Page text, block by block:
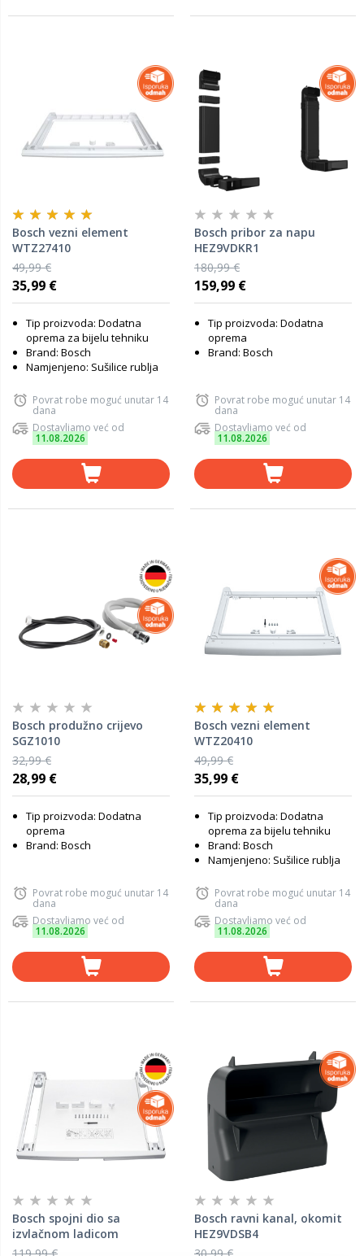
Bosch vezni element
WTZ27410
49,99 €
35,99 €
Tip proizvoda: Dodatna
oprema za bijelu tehniku
Brand: Bosch
Namjenjeno: Sušilice rublja
Povrat robe moguć unutar 14
dana
Dostavljamo već od
11.08.2026
Bosch pribor za napu
HEZ9VDKR1
180,99 €
159,99 €
Tip proizvoda: Dodatna
oprema
Brand: Bosch
Povrat robe moguć unutar 14
dana
Dostavljamo već od
11.08.2026
Bosch produžno crijevo
SGZ1010
32,99 €
28,99 €
Tip proizvoda: Dodatna
oprema
Brand: Bosch
Povrat robe moguć unutar 14
dana
Dostavljamo već od
11.08.2026
Bosch vezni element
WTZ20410
49,99 €
35,99 €
Tip proizvoda: Dodatna
oprema za bijelu tehniku
Brand: Bosch
Namjenjeno: Sušilice rublja
Povrat robe moguć unutar 14
dana
Dostavljamo već od
11.08.2026
Bosch spojni dio sa
izvlačnom ladicom
WTZ11400
Bosch ravni kanal, okomit
HEZ9VDSB4